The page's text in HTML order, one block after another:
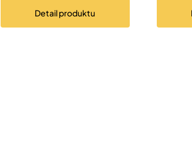
Detailproduktu